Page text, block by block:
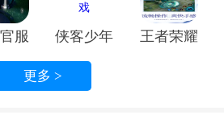
游戏以历史为背景，玩家扮演刺
窃任务。游戏剧情丰富，角色设
材玩家的不错选择。
技巧分享
正版
服光遇官服侠客少年行官方游戏
王者荣耀官
更多 >